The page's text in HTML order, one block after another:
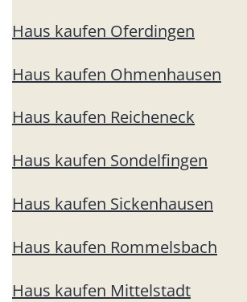
Haus kaufen Oferdingen
Haus kaufen Ohmenhausen
Haus kaufen Reicheneck
Haus kaufen Sondelfingen
Haus kaufen Sickenhausen
Haus kaufen Rommelsbach
Haus kaufen Mittelstadt